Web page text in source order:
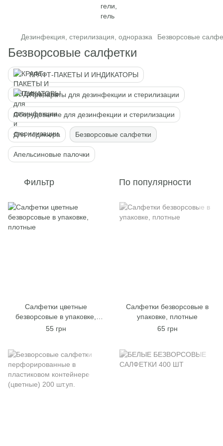
Дезинфекция, стерилизация, одноразка Безворсовые
Безворсовые салфетки
КРАФТ-ПАКЕТЫ И ИНДИКАТОРЫ
Препараты для дезинфекции и стерилизации
Оборудование для дезинфекции и стерилизации
Для педикюра Безворсовые салфетки
Апельсиновые палочки
Фильтр По популярности
Салфетки цветные
безворсовые в упаковке,
плотные
55 грн
Салфетки безворсовые в
упаковке, плотные
65 грн